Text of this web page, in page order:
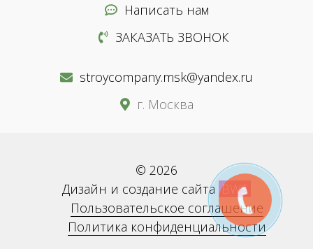
Написать нам
ЗАКАЗАТЬ ЗВОНОК
stroycompany.msk@yandex.ru
г. Москва
© 2026
Дизайн и создание сайта BWS
Пользовательское соглашение
Политика конфиденциальности